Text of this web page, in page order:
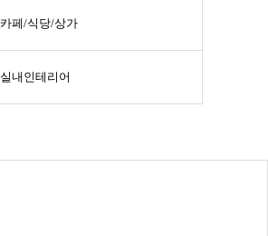
카페/식당/상가
실내인테리어